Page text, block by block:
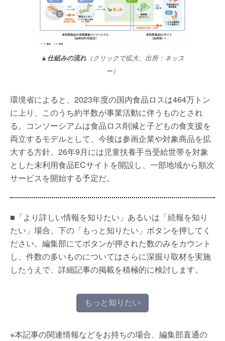
▲仕組みの流れ（クリックで拡大、出所：ネッス
ー）
環境省によると、2023年度の国内食品ロスは464万トン
に上り、このうち約半数が事業活動に伴うものとされ
る。コンソーシアムは食品ロス削減と子どもの食支援を
両立するモデルとして、今後は参画企業や対象商品を拡
大する方針。26年9月には児童扶養手当受給世帯を対象
とした未利用食品ECサイトを開設し、一部地域から順次
サービスを開始する予定だ。
■「より詳しい情報を知りたい」あるいは「続報を知り
たい」場合、下の「もっと知りたい」ボタンを押してく
ださい。編集部にてボタンが押された数のみをカウント
し、件数の多いものについてはさらに深掘り取材を実施
したうえで、詳細記事の掲載を積極的に検討します。
もっと知りたい
※本記事の関連情報などをお持ちの場合、編集部直通の